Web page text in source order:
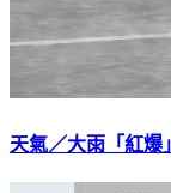
天氣／大雨「紅